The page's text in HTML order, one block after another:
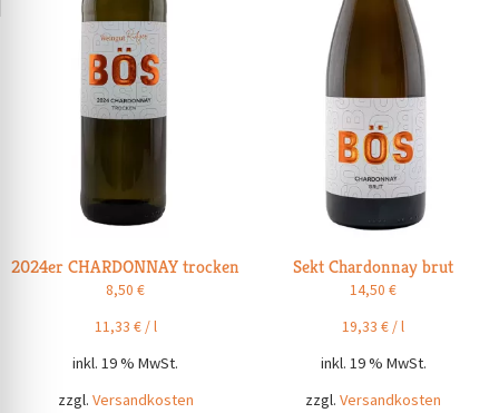
2024er CHARDONNAY trocken
8,50€
11,33 €/l
inkl. 19 % MwSt.
zzgl. Versandkosten
Sekt Chardonnay brut
14,50€
19,33€ /l
inkl. 19 % MwSt.
zzgl.Versandkosten